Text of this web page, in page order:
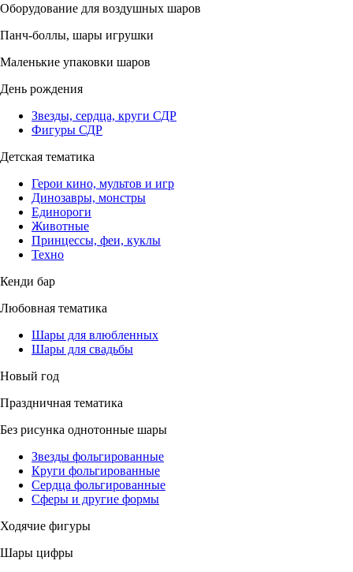
Оборудование для воздушных шаров
Панч-боллы, шары игрушки
Маленькие упаковки шаров
День рождения
Звезды, сердца, круги СДР
Фигуры СДР
Детская тематика
Герои кино, мультов и игр
Динозавры, монстры
Единороги
Животные
Принцессы, феи, куклы
Техно
Кенди бар
Любовная тематика
Шары для влюбленных
Шары для свадьбы
Новый год
Праздничная тематика
Без рисунка однотонные шары
Звезды фольгированные
Круги фольгированные
Сердца фольгированные
Сферы и другие формы
Ходячие фигуры
Шары цифры